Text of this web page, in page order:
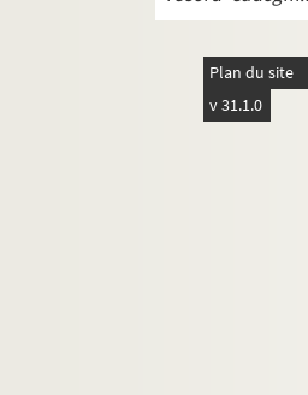
Plan du site
v 31.1.0